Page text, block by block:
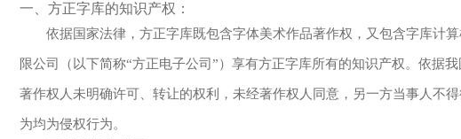
一、方正字库的知识产权：
依据国家法律，方正字库既包含字体美术作品著作权，又包含字库计
限公司（以下简称“方正电子公司”）享有方正字库所有的知识产权。依据
著作权人未明确许可、转让的权利，未经著作权人同意，另一方当事人不
为均为侵权行为。